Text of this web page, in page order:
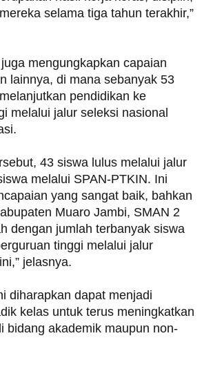
selama tiga tahun terakhir,”
mengungkapkan capaian
lainnya, di mana sebanyak 53
pendidikan ke
melalui jalur seleksi nasional
43 siswa lulus melalui jalur
melalui SPAN-PTKIN. Ini
yang sangat baik, bahkan
Muaro Jambi, SMAN 2
dengan jumlah terbanyak siswa
tinggi melalui jalur
jelasnya.
diharapkan dapat menjadi
kelas untuk terus meningkatkan
bidang akademik maupun non-